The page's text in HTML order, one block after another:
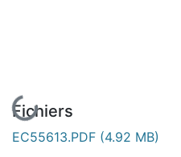
En cours de chargement...
Fichiers
EC55613.PDF (4.92 MB)